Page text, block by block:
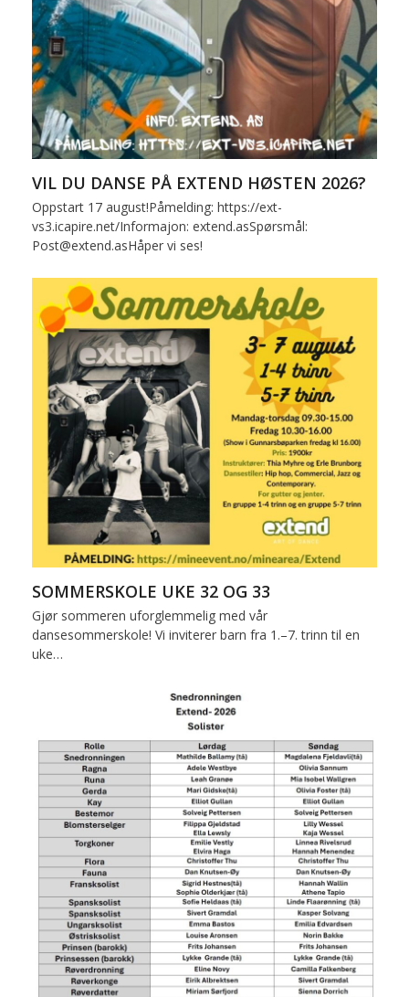
VIL DU DANSE PÅ EXTEND HØSTEN 2026?
Oppstart 17 august!Påmelding: https://ext-
vs3.icapire.net/Informajon: extend.asSpørsmål:
Post@extend.asHåper vi ses!
SOMMERSKOLE UKE 32 OG 33
Gjør sommeren uforglemmelig med vår
dansesommerskole! Vi inviterer barn fra 1.–7. trinn til en
uke…